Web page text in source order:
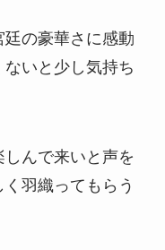
廷の豪華さに感動
いと少し気持ち
んで来いと声を
羽織ってもらう